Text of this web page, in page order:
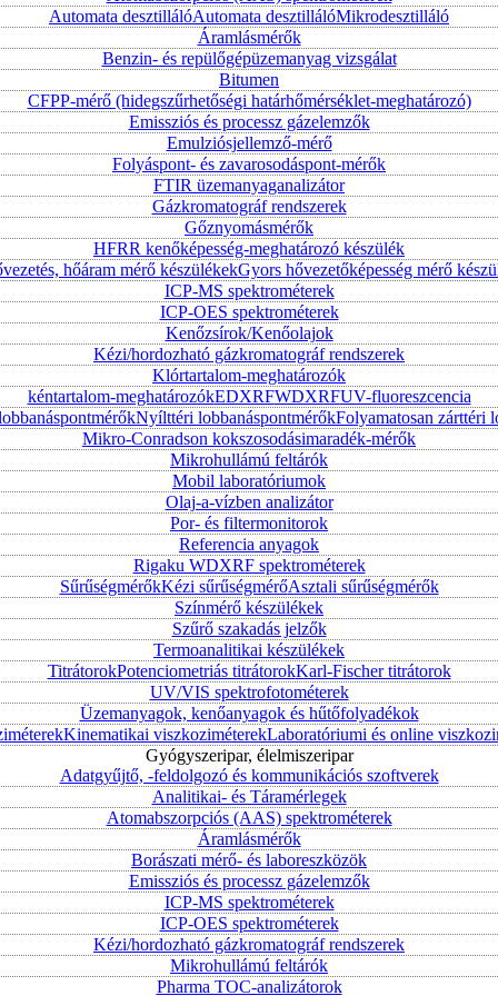
Automata desztillálóAutomata desztillálóMikrodesztilláló
Áramlásmérők
Benzin- és repülőgépüzemanyag vizsgálat
Bitumen
CFPP-mérő (hidegszűrhetőségi határhőmérséklet-meghatározó)
Emissziós és processz gázelemzők
Emulziósjellemző-mérő
Folyáspont- és zavarosodáspont-mérők
FTIR üzemanyaganalizátor
Gázkromatográf rendszerek
Gőznyomásmérők
HFRR kenőképesség-meghatározó készülék
hőáram mérő készülékekGyors hővezetőképesség mérő
ICP-MS spektrométerek
ICP-OES spektrométerek
Kenőzsírok/Kenőolajok
Kézi/hordozható gázkromatográf rendszerek
Klórtartalom-meghatározók
kéntartalom-meghatározókEDXRFWDXRFUV-fluoreszcencia
Nyílttéri lobbanáspontmérőkFolyamatosan zárttéri
Mikro-Conradson kokszosodásimaradék-mérők
Mikrohullámú feltárók
Mobil laboratóriumok
Olaj-a-vízben analizátor
Por- és filtermonitorok
Referencia anyagok
Rigaku WDXRF spektrométerek
SűrűségmérőkKézi sűrűségmérőAsztali sűrűségmérők
Színmérő készülékek
Szűrő szakadás jelzők
Termoanalitikai készülékek
TitrátorokPotenciometriás titrátorokKarl-Fischer titrátorok
UV/VIS spektrofotométerek
Üzemanyagok, kenőanyagok és hűtőfolyadékok
Kinematikai viszkoziméterekLaboratóriumi és online
Gyógyszeripar, élelmiszeripar
Adatgyűjtő, -feldolgozó és kommunikációs szoftverek
Analitikai- és Táramérlegek
Atomabszorpciós (AAS) spektrométerek
Áramlásmérők
Borászati mérő- és laboreszközök
Emissziós és processz gázelemzők
ICP-MS spektrométerek
ICP-OES spektrométerek
Kézi/hordozható gázkromatográf rendszerek
Mikrohullámú feltárók
Pharma TOC-analizátorok